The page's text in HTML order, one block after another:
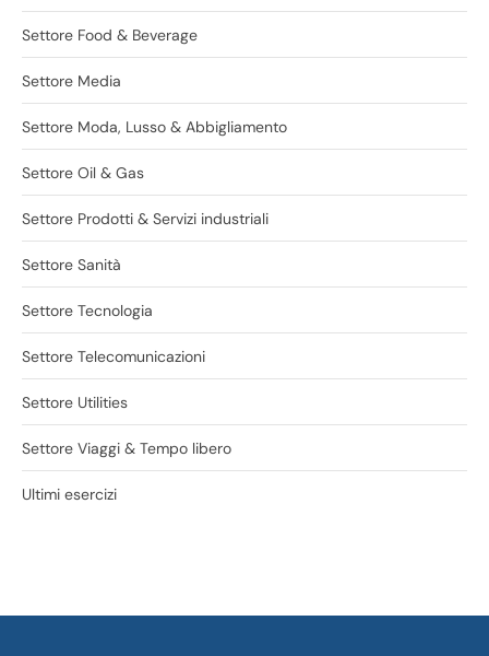
Settore Food & Beverage
Settore Media
Settore Moda, Lusso & Abbigliamento
Settore Oil & Gas
Settore Prodotti & Servizi industriali
Settore Sanità
Settore Tecnologia
Settore Telecomunicazioni
Settore Utilities
Settore Viaggi & Tempo libero
Ultimi esercizi